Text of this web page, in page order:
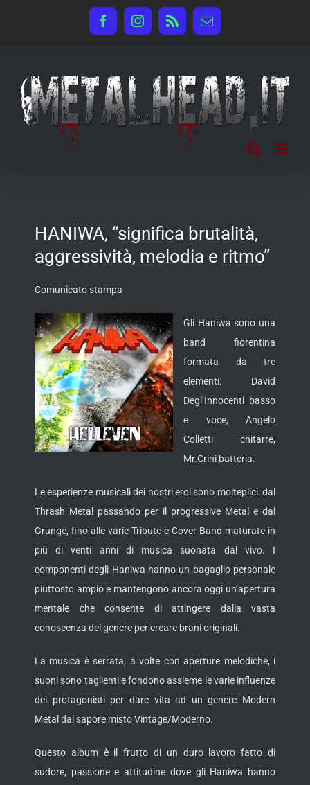
FacebookInstagram
Rss Email
HANIWA, “significa brutalità,
aggressività, melodia e ritmo”
Comunicato stampa
Gli Haniwa sono una
band fiorentina
formata da tre
elementi: David
Degl’Innocenti basso
e voce, Angelo
Colletti chitarre,
Mr.Crini batteria.
Le esperienze musicali dei nostri eroi sono molteplici: dal
Thrash Metal passando per il progressive Metal e dal
Grunge, fino alle varie Tribute e Cover Band maturate in
più di venti anni di musica suonata dal vivo. I
componenti degli Haniwa hanno un bagaglio personale
piuttosto ampio e mantengono ancora oggi un’apertura
mentale che consente di attingere dalla vasta
conoscenza del genere per creare brani originali.
La musica è serrata, a volte con aperture melodiche, i
suoni sono taglienti e fondono assieme le varie influenze
dei protagonisti per dare vita ad un genere Modern
Metal dal sapore misto Vintage/Moderno.
Questo album è il frutto di un duro lavoro fatto di
sudore, passione e attitudine dove gli Haniwa hanno